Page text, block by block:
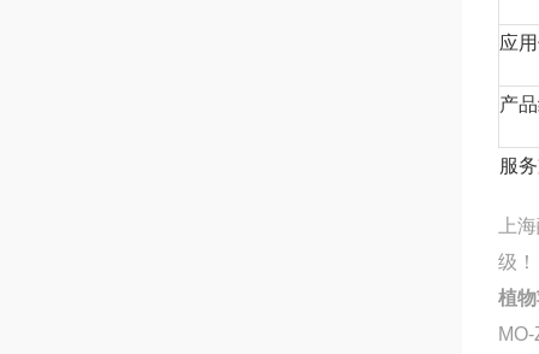
应
产
服
上
级！
植